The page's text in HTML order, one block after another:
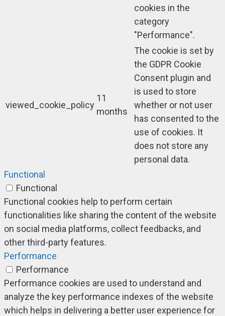
cookies in the
category
"Performance".
viewed_cookie_policy
11
months
The cookie is set by
the GDPR Cookie
Consent plugin and
is used to store
whether or not user
has consented to the
use of cookies. It
does not store any
personal data.
Functional
Functional
Functional cookies help to perform certain
functionalities like sharing the content of the website
on social media platforms, collect feedbacks, and
other third-party features.
Performance
Performance
Performance cookies are used to understand and
analyze the key performance indexes of the website
which helps in delivering a better user experience for